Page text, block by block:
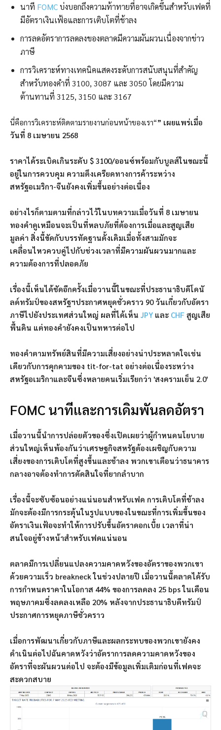
นาที FOMCบ่งบอกถึงความท้าทายที่อาจเกิดขึ้นสำหรับเฟดที่
มีอัตราเงินเฟ้อและการเติบโตที่ช้าลง
การลดอัตราการลดลงของตลาดมีความผันผวนเนื่องจากข่าว
ภาษี
การวิเคราะห์ทางเทคนิคแสดงระดับการสนับสนุนที่สำคัญ
สำหรับทองคำที่ 3100, 3087 และ 3050 โดยมีความ
ต้านทานที่ 3125, 3150 และ 3167
นี่คือการวิเคราะห์ติดตามรายงานก่อนหน้าของเรา“” เผยแพร่เมื่อ
วันที่ 8 เมษายน 2568
ราคาได้ระเบิดเกินระดับ $ 3100/ออนซ์พร้อมกับบูลส์ในขณะนี้
อยู่ในการควบคุม ความตึงเครียดทางการค้าระหว่าง
สหรัฐอเมริกา-จีนยังคงเพิ่มขึ้นอย่างต่อเนื่อง
อย่างไรก็ตามตามที่กล่าวไว้ในบทความเมื่อวันที่ 8 เมษายน
ทองคำดูเหมือนจะเป็นที่หลบภัยที่ต้องการเมื่อและสูญเสีย
มูลค่า สิ่งนี้ขัดกับบรรทัดฐานดั้งเดิมเมื่อทั้งสามมักจะ
เคลื่อนไหวควบคู่ไปกับช่วงเวลาที่มีความผันผวนมากและ
ความต้องการที่ปลอดภัย
เรื่องนี้เห็นได้ชัดอีกครั้งเมื่อวานนี้ในขณะที่ประธานาธิบดีโดนั
ลด์ทรัมป์ของสหรัฐฯประกาศหยุดชั่วคราว 90 วันเกี่ยวกับอัตรา
ภาษีไปยังประเทศส่วนใหญ่ ผลที่ได้เห็น JPY และ CHF สูญเสีย
พื้นดิน แต่ทองคำยังคงเป็นทหารต่อไป
ทองคำตามทรัพย์สินที่มีความเสี่ยงอย่างน่าประหลาดใจเช่น
เดียวกับการคุกคามของ tit-for-tat อย่างต่อเนื่องระหว่าง
สหรัฐอเมริกาและจีนซึ่งหลายคนเริ่มเรียกว่า 'สงครามเย็น 2.0'
FOMC นาทีและการเดิมพันลดอัตรา
เมื่อวานนี้นำการปล่อยตัวของซึ่งเปิดเผยว่าผู้กำหนดนโยบาย
ส่วนใหญ่เห็นพ้องกันว่าเศรษฐกิจสหรัฐต้องเผชิญกับความ
เสี่ยงของการเติบโตที่สูงขึ้นและช้าลง พวกเขาเตือนว่าธนาคาร
กลางอาจต้องทำการตัดสินใจที่ยากลำบาก
เรื่องนี้จะซับซ้อนอย่างแน่นอนสำหรับเฟด การเติบโตที่ช้าลง
มักจะต้องมีการกระตุ้นในรูปแบบของในขณะที่การเพิ่มขึ้นของ
อัตราเงินเฟ้อจะทำให้การปรับขึ้นอัตราดอกเบี้ย เวลาที่น่า
สนใจอยู่ข้างหน้าสำหรับเฟดแน่นอน
ตลาดมีการเปลี่ยนแปลงความคาดหวังของอัตราของพวกเขา
ด้วยความเร็ว breakneck ในช่วงปลายปี เมื่อวานนี้ตลาดได้รับ
การกำหนดราคาในโอกาส 44% ของการลดลง 25 bps ในเดือน
พฤษภาคมซึ่งลดลงเหลือ 20% หลังจากประธานาธิบดีทรัมป์
ประกาศการหยุดภาษีชั่วคราว
เมื่อการพัฒนาเกี่ยวกับภาษีและผลกระทบของพวกเขายังคง
ดำเนินต่อไปฉันคาดหวังว่าอัตราการลดความคาดหวังของ
อัตราที่จะผันผวนต่อไป จะต้องมีข้อมูลเพิ่มเติมก่อนที่เฟดจะ
สะดวกสบาย